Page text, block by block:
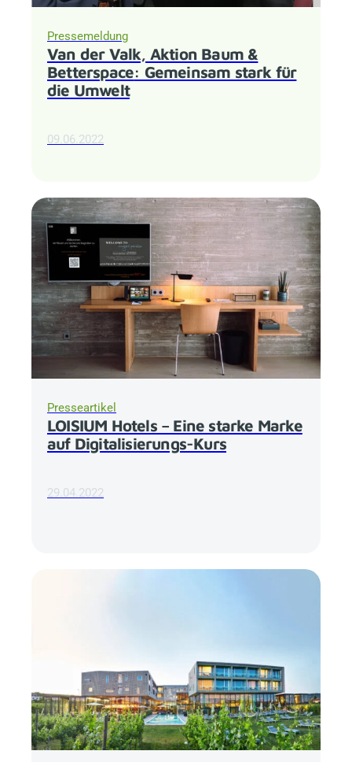
Pressemeldung
Van der Valk, Aktion Baum &
Betterspace: Gemeinsam stark für
die Umwelt
09.06.2022
Presseartikel
LOISIUM Hotels – Eine starke Marke
auf Digitalisierungs-Kurs
29.04.2022